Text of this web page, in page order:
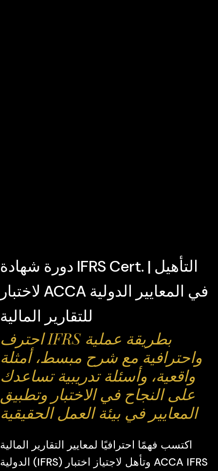
دورة شهادة IFRS Cert. | التأهيل
لاختبار ACCA في المعايير الدولية
للتقارير المالية
احترف IFRS بطريقة عملية
واحترافية مع شرح مبسط، أمثلة
واقعية، وأسئلة تدريبية تساعدك
على النجاح في الاختبار وتطبيق
المعايير في بيئة العمل الحقيقية
اكتسب فهمًا احترافيًا لمعايير التقارير المالية
الدولية (IFRS) وتأهل لاجتياز اختبار ACCA IFRS